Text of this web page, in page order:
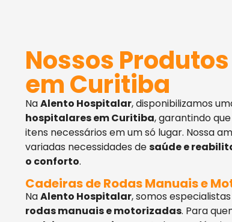
Nossos
em Curitiba
NaAlento Hospitalar, disponibilizamos
hospitalares em Curitiba, garantindo
itens necessários em um só lugar. Nossa
variadas necessidades desaúde e
o conforto.
Cadeiras de Rodas Manuais e
NaAlento Hospitalar, somos
rodas manuais e motorizadas. Para